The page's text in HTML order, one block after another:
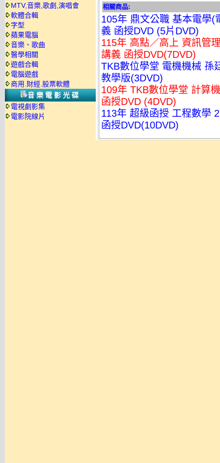
MTV,音樂,歌劇,演唱會
軟體合輯
字型
蘋果電腦
音樂、歌曲
醫學相關
遊戲合輯
電腦遊戲
商用.財經.股票軟體
音樂電影光碟
電視劇影集
電影院線片
相關商品:
105年 鼎文公職 基本電學(
義 函授DVD (5片DVD)
115年 高點／高上 資訊管
講義 函授DVD(7DVD)
TKB數位學堂 電機機械 孫
教學版(3DVD)
109年 TKB數位學堂 計算
函授DVD (4DVD)
113年 超級函授 工程數學
函授DVD(10DVD)